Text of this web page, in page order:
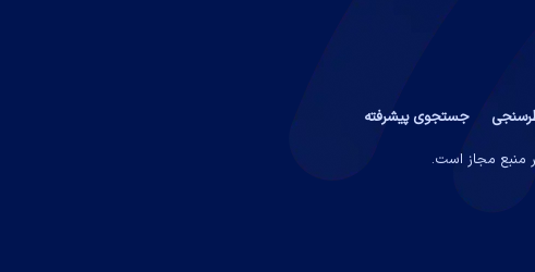
جستجوی پیشرفته
منبع مجاز است.